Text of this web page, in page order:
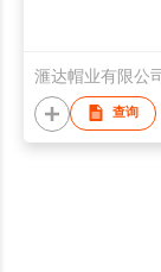
滙达帽业有限公
查询